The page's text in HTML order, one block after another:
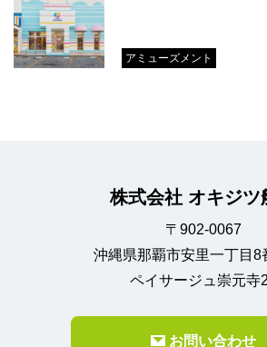
アミューズメント
株式会社 オキジツ
〒902-0067
沖縄県那覇市安里一丁目8
ペイサージュ崇元寺
お問い合わせ